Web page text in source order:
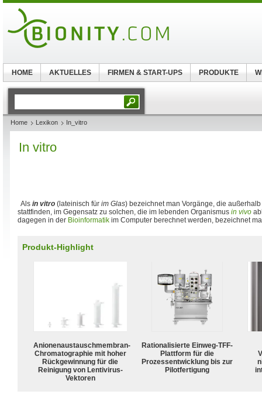
Home Lexikon In_vitro
In vitro
Als in vitro (lateinisch für im Glas) bezeichnet man Vorgänge, die
stattfinden, im Gegensatz zu solchen, die im lebenden Organismus in vivo
dagegen in der Bioinformatik im Computer berechnet werden, bezeichnet
Produkt-Highlight
Anionenaustauschmembran-
Chromatographie mit hoher
Rückgewinnung für die
Reinigung von Lentivirus-
Vektoren
Rationalisierte Einweg-TFF-
Plattform für die
Prozessentwicklung bis zur
Pilotfertigung
HOME AKTUELLES FIRMEN & START-UPS PRODUKTE